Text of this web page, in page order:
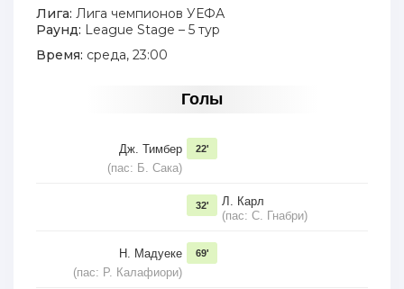
Лига: Лига чемпионов УЕФА
Раунд: League Stage – 5 тур
Время: среда, 23:00
Голы
Дж. Тимбер
(пас: Б. Сака)
22'
Л. Карл
(пас: С. Гнабри)
32'
Н. Мадуеке
(пас: Р. Калафиори)
69'